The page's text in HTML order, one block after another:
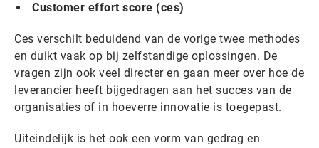
Customer effort score (ces)
Ces verschilt beduidend van de vorige twee methodes
en duikt vaak op bij zelfstandige oplossingen. De
vragen zijn ook veel directer en gaan meer over hoe de
leverancier heeft bijgedragen aan het succes van de
organisaties of in hoeverre innovatie is toegepast.
Uiteindelijk is het ook een vorm van gedrag en